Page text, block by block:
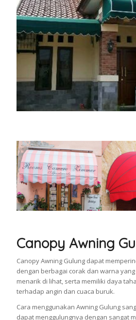
Canopy Awning
Canopy Awning Gulung dapat
dengan berbagai corak dan warna
menarik di lihat, serta memiliki daya
terhadap angin dan cuaca buruk.
Cara menggunakan Awning Gulung
dapat menggulungnya dengan sangat